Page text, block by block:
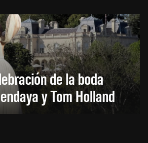
de la boda
y Tom Holland